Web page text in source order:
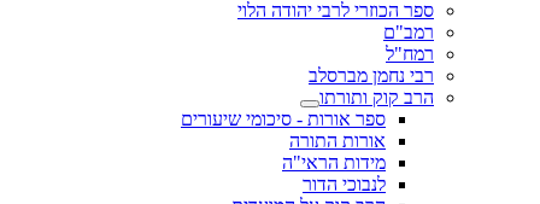
ספר הכוזרי לרבי יהודה הלוי
רמב"ם
רמח"ל
רבי נחמן מברסלב
הרב קוק ותורתו
ספר אורות - סיכומי שיעורים
אורות התורה
מידות הראי"ה
לנבוכי הדור